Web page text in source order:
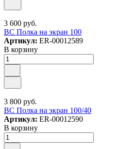
3 600 руб.
ВС Полка на экран 100
Артикул: ER-00012589
В корзину
3 800 руб.
ВС Полка на экран 100/40
Артикул: ER-00012590
В корзину